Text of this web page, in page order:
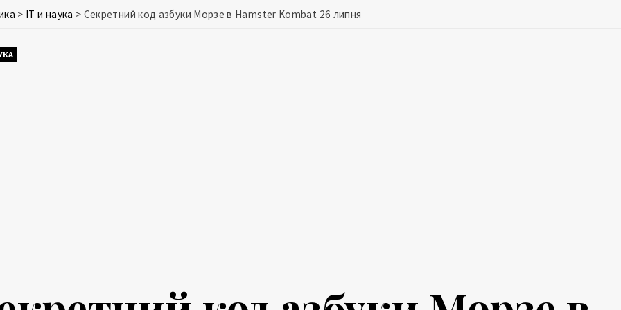
> IT и наука > Секретний код азбуки Морзе в Hamster Kombat 26 липня